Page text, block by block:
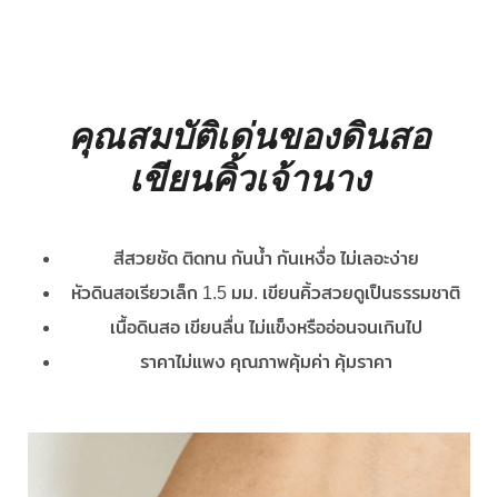
คุณสมบัติเด่นของดินสอ
เขียนคิ้วเจ้านาง
สีสวยชัด ติดทน กันน้ำ กันเหงื่อ ไม่เลอะง่าย
หัวดินสอเรียวเล็ก 1.5 มม. เขียนคิ้วสวยดูเป็นธรรมชาติ
เนื้อดินสอ เขียนลื่น ไม่แข็งหรืออ่อนจนเกินไป
ราคาไม่แพง คุณภาพคุ้มค่า คุ้มราคา